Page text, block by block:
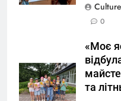
0
«Моє
та